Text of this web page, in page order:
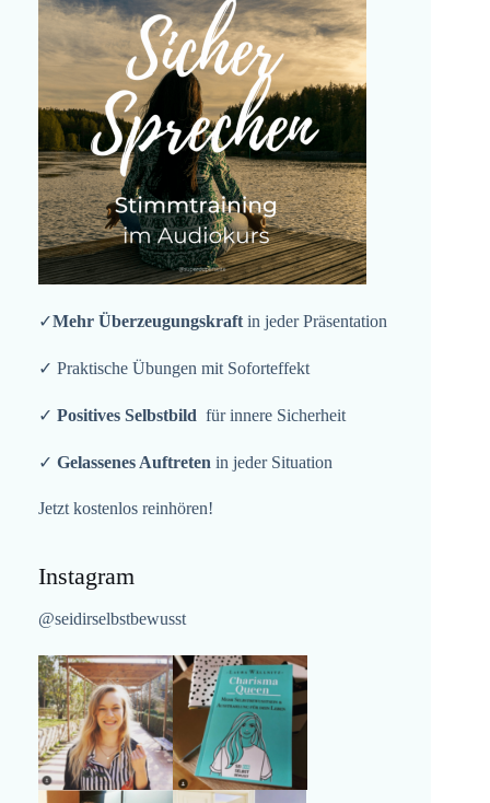
✓Mehr Überzeugungskraft in jeder Präsentation
✓ Praktische Übungen mit Soforteffekt
✓ Positives Selbstbild für innere Sicherheit
✓ Gelassenes Auftreten in jeder Situation
Jetzt kostenlos reinhören!
Instagram
@seidirselbstbewusst